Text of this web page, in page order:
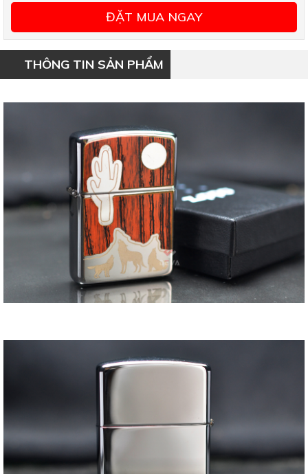
ĐẶT MUA NGAY
THÔNG TIN SẢN PHẨM